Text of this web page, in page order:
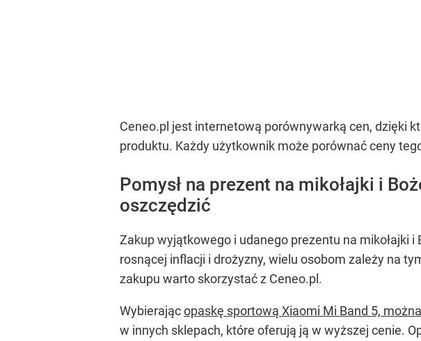
Ceneo.pl jest internetową porównywarką cen, dzięki
produktu. Każdy użytkownik może porównać ceny
Pomysł na prezent na mikołajki i
oszczędzić
Zakup wyjątkowego i udanego prezentu na mikołajki
rosnącej inflacji i drożyzny, wielu osobom zależy na
zakupu warto skorzystać z Ceneo.pl.
Wybierającopaskę sportową Xiaomi Mi Band 5,
w innych sklepach, które oferują ją w wyższej cenie.